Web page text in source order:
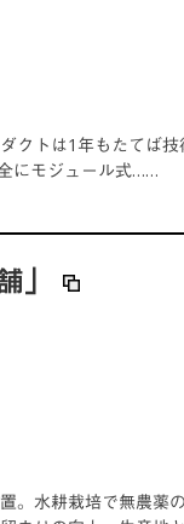
クトは1年もたてば
にモジュール式……
」
。水耕栽培で無農